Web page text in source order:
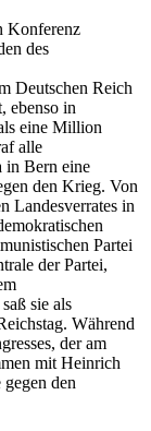
Konferenz
des
Deutschen Reich
ebenso in
eine Million
alle
in Bern eine
den Krieg. Von
Landesverrates in
Partei
der Partei,
sie als
Während
der am
mit Heinrich
den